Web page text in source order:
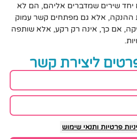
יחד שירים שמדברים אליהם, הם לא
ההנקה, אלא גם מפתחים קשר עמוק
אם כך, אינה רק רקע, אלא שותפה
ליצירת קשר
פרטיות ותנאי שימוש